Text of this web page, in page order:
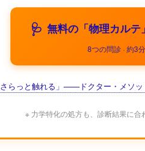
🩺 無料の「物理カルテ
8つの問診 · 約3分
らっと触れる」——ドクター・メソ
※ 力学特化の処方も、診断結果に合